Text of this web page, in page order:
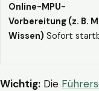
Online-MPU-
Vorbereitung (z. B.
Wissen) Sofort
Wichtig: Die